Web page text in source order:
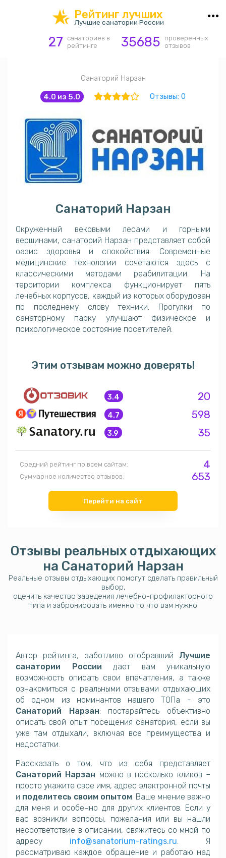
hotel_class Рейтинг лучших
Лучшие санатории России
27
санаториев в
рейтинге
35685
проверенных
отзывов
Санаторий Нарзан
4.0 из 5.0 Отзывы: 0
Санаторий Нарзан
Окруженный вековыми лесами и горными
вершинами, санаторий Нарзан представляет собой
оазис здоровья и спокойствия. Современные
медицинские технологии сочетаются здесь с
классическими методами реабилитации. На
территории комплекса функционирует пять
лечебных корпусов, каждый из которых оборудован
по последнему слову техники. Прогулки по
санаторному парку улучшают физическое и
психологическое состояние посетителей.
Этим отзывам можно доверять!
3.4 20
4.7 598
3.9 35
Средний рейтинг по всем сайтам: 4
Суммарное количество отзывов: 653
Перейти на сайт
Отзывы реальных отдыхающих
на Санаторий Нарзан
Реальные отзывы отдыхающих помогут сделать правильный
выбор,
оценить качество заведения лечебно-профилакторного
типа и забронировать именно то что вам нужно
Автор рейтинга, заботливо отобравший Лучшие
санатории России дает вам уникальную
возможность описать свои впечатления, а также
ознакомиться с реальными отзывами отдыхающих
об одном из номинантов нашего ТОПа - это
Санаторий Нарзан: постарайтесь объективно
описать свой опыт посещения санатория, если вы
уже там отдыхали, включая все преимущества и
недостатки.
Рассказать о том, что из себя представляет
Санаторий Нарзан можно в несколько кликов –
просто укажите свое имя, адрес электронной почты
и поделитесь своим опытом. Ваше мнение важно
для меня и особенно для других клиентов. Если у
вас возникли вопросы, пожелания или вы нашли
несоответствие в описании, свяжитесь со мной по
адресу info@sanatorium-ratings.ru. Я
рассматриваю каждое обращение и работаю над